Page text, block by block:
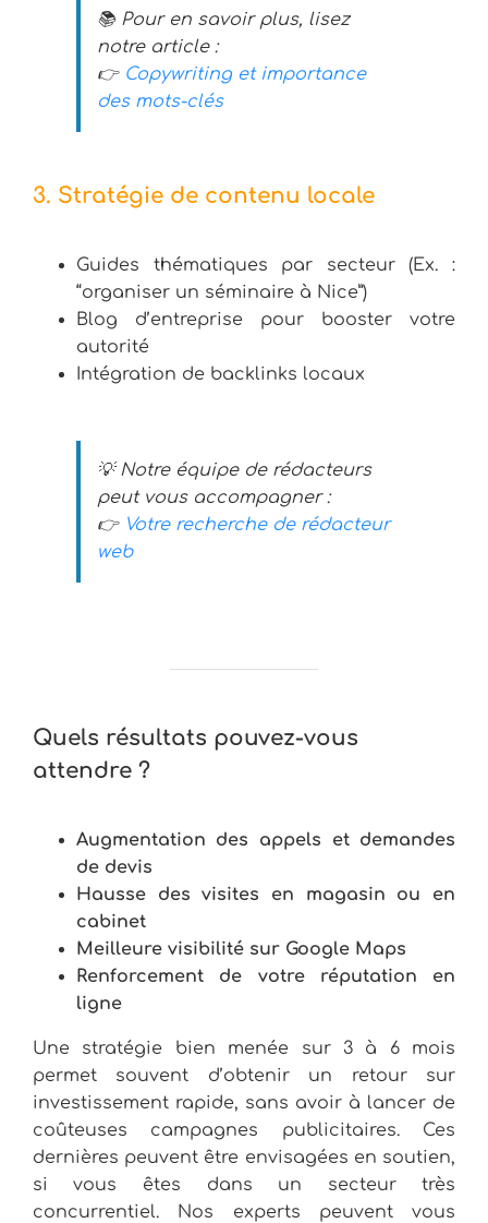
📚 Pour en savoir plus, lisez
notre article :
👉 Copywriting et importance
des mots-clés
3. Stratégie de contenu locale
Guides thématiques par secteur (Ex. :
“organiser un séminaire à Nice”)
Blog d’entreprise pour booster votre
autorité
Intégration de backlinks locaux
💡 Notre équipe de rédacteurs
peut vous accompagner :
👉 Votre recherche de rédacteur
web
Quels résultats pouvez-vous
attendre ?
Augmentation des appels et demandes
de devis
Hausse des visites en magasin ou en
cabinet
Meilleure visibilité sur Google Maps
Renforcement de votre réputation en
ligne
Une stratégie bien menée sur 3 à 6 mois
permet souvent d’obtenir un retour sur
investissement rapide, sans avoir à lancer de
coûteuses campagnes publicitaires. Ces
dernières peuvent être envisagées en soutien,
si vous êtes dans un secteur très
concurrentiel. Nos experts peuvent vous